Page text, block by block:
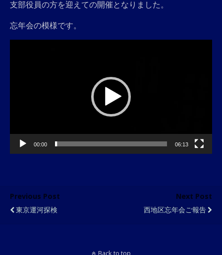
支部役員の方を迎えての開催となりました。
忘年会の模様です。
00:00 06:13
Previous Post
東京運河探検
Next Post
西地区忘年会ご報告
Back to top